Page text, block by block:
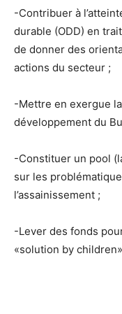
-Contribuer à
durable (ODD) en
de donner des
actions du secteur ;
-Mettre en exergue
développement du
-Constituer un pool
sur les
l’assainissement ;
-Lever des fonds
«solution by